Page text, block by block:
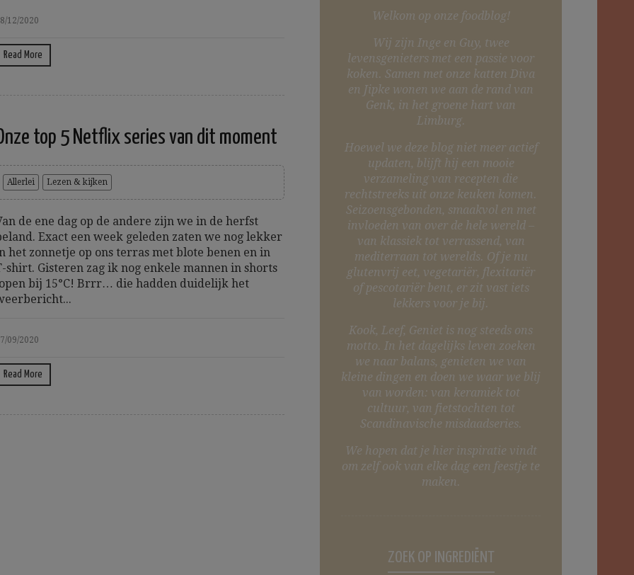
12/2020
Read More
top 5 Netflix series van dit moment
Allerlei Lezen & kijken
de ene dag op de andere zijn we in de herfst
Exact een week geleden zaten we nog lekker
het zonnetje op ons terras met blote benen en in
shirt. Gisteren zag ik nog enkele mannen in shorts
bij 15°C! Brrr… die hadden duidelijk het
09/2020
Read More
Welkom op onze foodblog!
Wij zijn Inge en Guy, twee
levensgenieters met een passie voor
koken. Samen met onze katten Diva
en Jipke wonen we aan de rand van
Genk, in het groene hart van
Limburg.
Hoewel we deze blog niet meer actief
updaten, blijft hij een mooie
verzameling van recepten die
rechtstreeks uit onze keuken komen.
Seizoensgebonden, smaakvol en met
invloeden van over de hele wereld –
van klassiek tot verrassend, van
mediterraan tot werelds. Of je nu
glutenvrij eet, vegetariër, flexitariër
of pescotariër bent, er zit vast iets
lekkers voor je bij.
Kook, Leef, Geniet is nog steeds ons
motto. In het dagelijks leven zoeken
we naar balans, genieten we van
kleine dingen en doen we waar we blij
van worden: van keramiek tot
cultuur, van fietstochten tot
Scandinavische misdaadseries.
We hopen dat je hier inspiratie vindt
om zelf ook van elke dag een feestje te
maken.
ZOEK OP INGREDIËNT